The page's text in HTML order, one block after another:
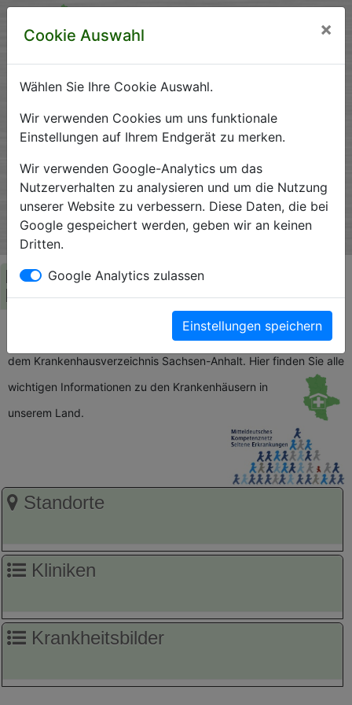
Krankenhausverzeichnis
Sachsen-Anhalt
Ein Service der Krankenhausgesellschaft Sachsen-Anhalt
e.V.
Herzlich Willkommen auf den Seiten der
Krankenhäuser Sachsen-Anhalts
Die Krankenhausgesellschaft Sachsen-Anhalt begrüßt Sie auf
dem Krankenhausverzeichnis Sachsen-Anhalt. Hier finden Sie alle
wichtigen Informationen zu den Krankenhäusern in
unserem Land.
Standorte
Kliniken
Krankheitsbilder
Cookie Auswahl ×
Wählen Sie Ihre Cookie Auswahl.
Wir verwenden Cookies um uns funktionale
Einstellungen auf Ihrem Endgerät zu merken.
Wir verwenden Google-Analytics um das
Nutzerverhalten zu analysieren und um die Nutzung
unserer Website zu verbessern. Diese Daten, die bei
Google gespeichert werden, geben wir an keinen
Dritten.
Google Analytics zulassen
Einstellungen speichern